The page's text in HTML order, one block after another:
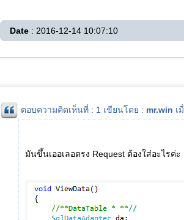
Date : 2016-12-14 10:07:10
ตอบความคิดเห็นที่ : 1 เขียนโดย : mr.win เ
มันขึ้นเออเลอตรง Request ต้องใส่อะไรค่ะ